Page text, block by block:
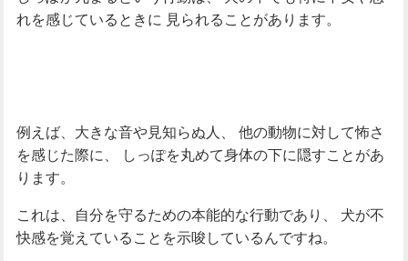
れを感じているときに 見られることがあります。
例えば、大きな音や見知らぬ人、
他の動物に対して怖さ
を感じた際に、
しっぽを丸めて身体の下に隠すことがあ
ります。
これは、自分を守るための本能的な行動であり、
犬が不
快感を覚えていることを示唆しているんですね。